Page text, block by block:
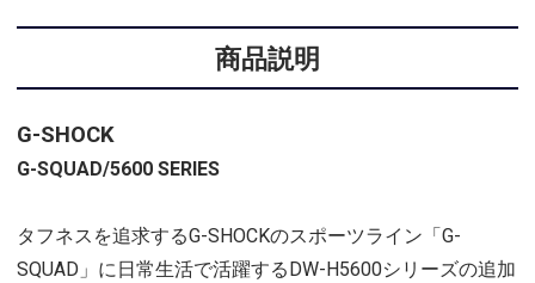
商品説明
G-SHOCK
G-SQUAD/5600 SERIES
タフネスを追求するG-SHOCKのスポーツライン「G-
SQUAD」に日常生活で活躍するDW-H5600シリーズの追加